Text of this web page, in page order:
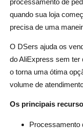
processamento de
quando sua loja
precisa de uma
O DSers ajuda os
do AliExpress sem ter
o torna uma ótima
volume de
Os principais
Processamento